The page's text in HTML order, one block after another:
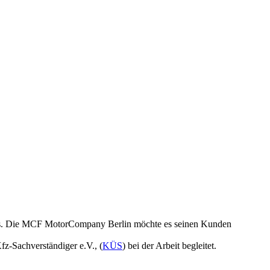
Die MCF MotorCompany Berlin möchte es seinen Kunden
Sachverständiger e.V., (KÜS) bei der Arbeit begleitet.